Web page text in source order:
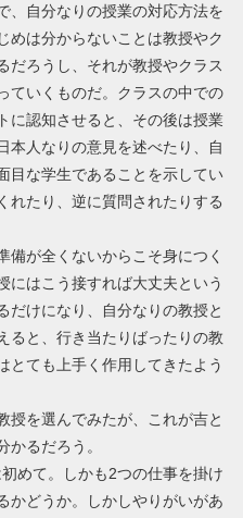
、自分なりの授業の対応方法を
めは分からないことは教授やク
だろうし、それが教授やクラス
ていくものだ。クラスの中での
に認知させると、その後は授業
本人なりの意見を述べたり、自
目な学生であることを示してい
れたり、逆に質問されたりする
備が全くないからこそ身につく
にはこう接すれば大丈夫という
だけになり、自分なりの教授と
ると、行き当たりばったりの教
とても上手く作用してきたよう
授を選んでみたが、これが吉と
かるだろう。
めて。しかも2つの仕事を掛け
かどうか。しかしやりがいがあ